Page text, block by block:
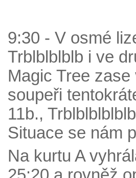
9:30 - V osmé
Trblblblblb i ve
Magic Tree
soupeři
11b.,
Situace se nám
Na kurtu A